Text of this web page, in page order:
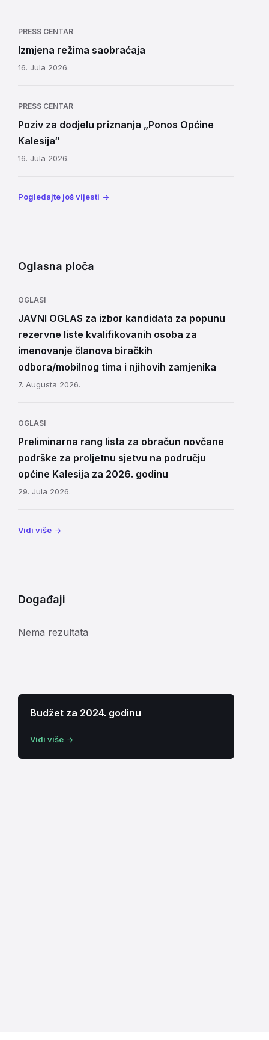
PRESS CENTAR
Izmjena režima saobraćaja
16. Jula 2026.
PRESS CENTAR
Poziv za dodjelu priznanja „Ponos Općine
Kalesija“
16. Jula 2026.
Pogledajte još vijesti
Oglasna ploča
OGLASI
JAVNI OGLAS za izbor kandidata za popunu
rezervne liste kvalifikovanih osoba za
imenovanje članova biračkih
odbora/mobilnog tima i njihovih zamjenika
7. Augusta 2026.
OGLASI
Preliminarna rang lista za obračun novčane
podrške za proljetnu sjetvu na području
općine Kalesija za 2026. godinu
29. Jula 2026.
Vidi više
Događaji
Nema rezultata
Budžet za 2024. godinu
Vidi više